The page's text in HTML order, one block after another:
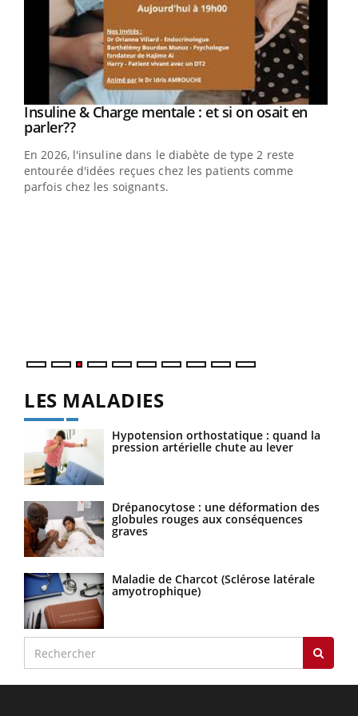
Youtube
Insuline & Charge mentale : et si on osait en
parler??Youtube
En 2026, l'insuline dans le diabète de type 2 reste
entourée d'idées reçues chez les patients comme
parfois chez les soignants.
LES MALADIES
Hypotension orthostatique : quand la
pression artérielle chute au lever
Drépanocytose : une déformation des
globules rouges aux conséquences
graves
Maladie de Charcot (Sclérose latérale
amyotrophique)